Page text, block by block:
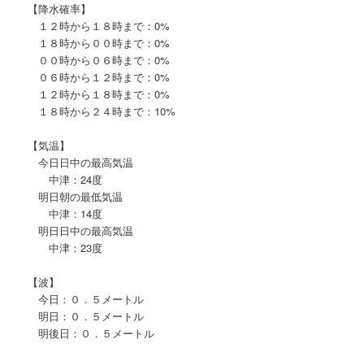
【降水確率】
１２時から１８時まで：0%
１８時から００時まで：0%
００時から０６時まで：0%
０６時から１２時まで：0%
１２時から１８時まで：0%
１８時から２４時まで：10%
【気温】
今日日中の最高気温
中津：24度
明日朝の最低気温
中津：14度
明日日中の最高気温
中津：23度
【波】
今日：０．５メートル
明日：０．５メートル
明後日：０．５メートル